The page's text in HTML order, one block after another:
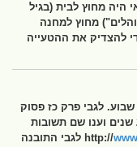
מחוץ לבית (בגיל
מחוץ למחנה
כדי להצדיק את ההטעייה
לגבי פרק כז פסוק
וענו שם תשובות
לגבי התובנה